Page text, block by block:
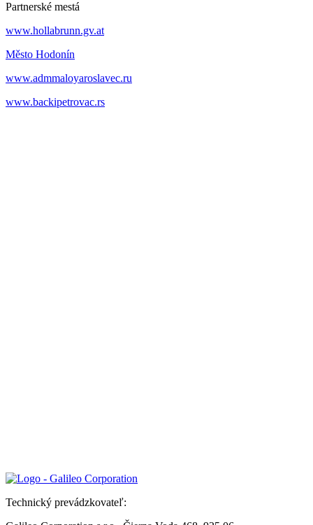
Partnerské mestá
www.hollabrunn.gv.at
Město Hodonín
www.admmaloyaroslavec.ru
www.backipetrovac.rs
Technický prevádzkovateľ: